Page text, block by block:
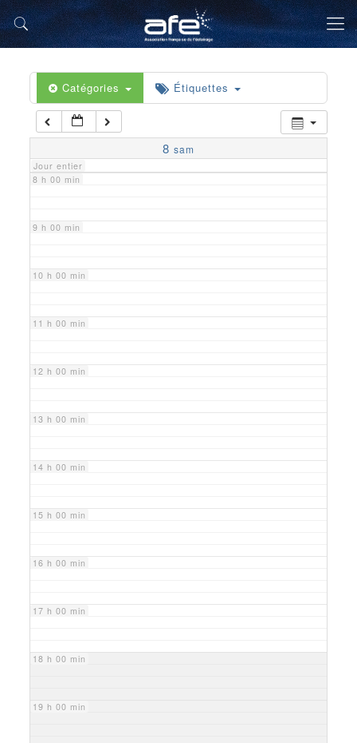
Catégories Étiquettes
8 sam
Jour entier
5 h 00 min
6 h 00 min
7 h 00 min
8 h 00 min
9 h 00 min
10 h 00 min
11 h 00 min
12 h 00 min
13 h 00 min
14 h 00 min
15 h 00 min
16 h 00 min
17 h 00 min
18 h 00 min
19 h 00 min